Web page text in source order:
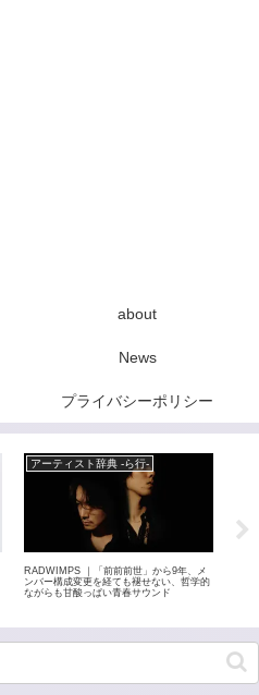
about
News
プライバシーポリシー
アーティスト辞典 -ら行-
RADWIMPS ｜「前前前世」から9年、メ
ンバー構成変更を経ても褪せない、哲学的
ながらも甘酸っぱい青春サウンド